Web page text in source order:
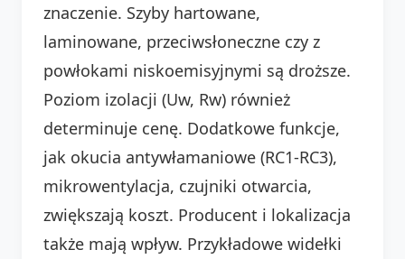
znaczenie. Szyby hartowane,
laminowane, przeciwsłoneczne czy z
powłokami niskoemisyjnymi są droższe.
Poziom izolacji (Uw, Rw) również
determinuje cenę. Dodatkowe funkcje,
jak okucia antywłamaniowe (RC1-RC3),
mikrowentylacja, czujniki otwarcia,
zwiększają koszt. Producent i lokalizacja
także mają wpływ. Przykładowe widełki